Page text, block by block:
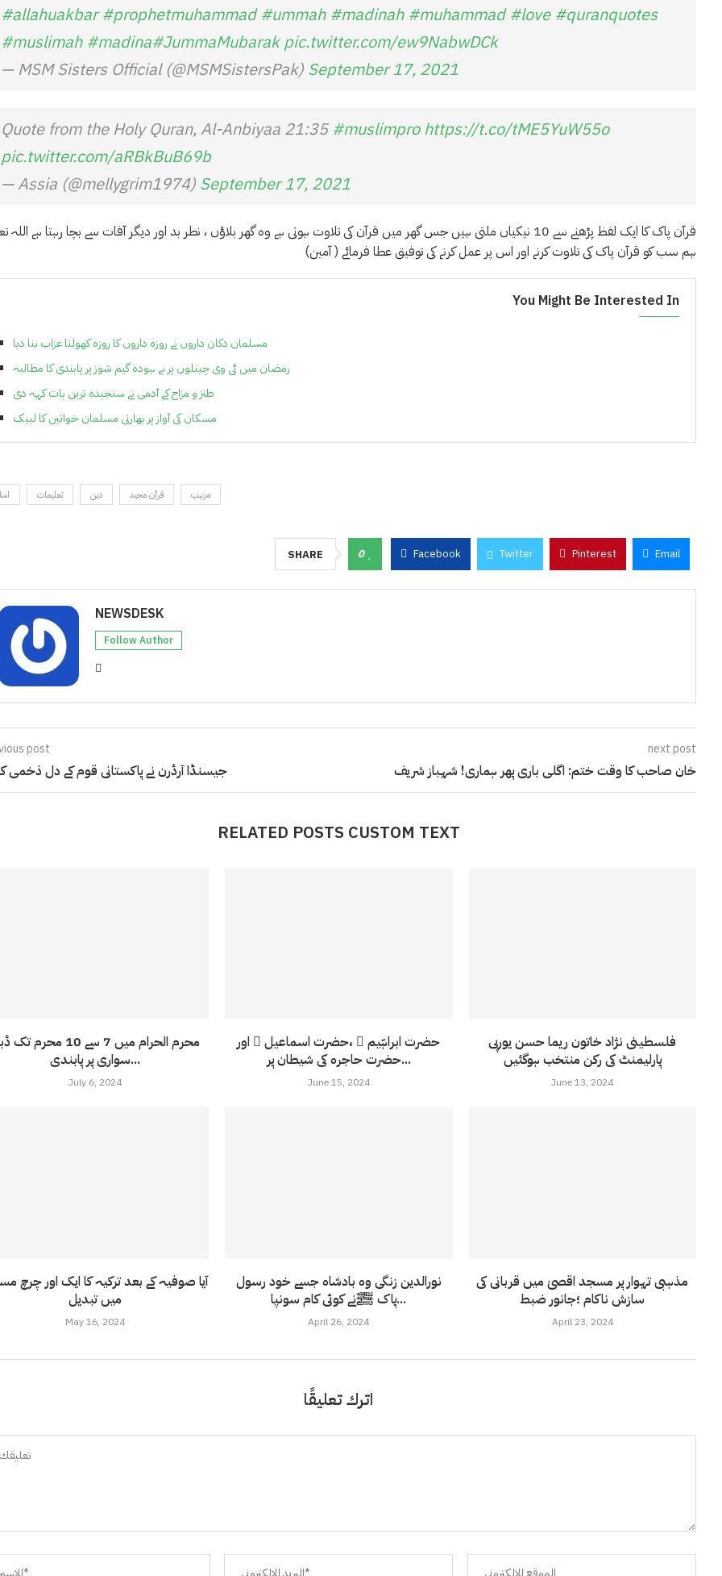
#allahuakbar #prophetmuhammad #ummah #madinah #muhammad #love #quranquotes
#muslimah #madina#JummaMubarak pic.twitter.com/ew9NabwDCk
— MSM Sisters Official (@MSMSistersPak) September 17, 2021
Quote from the Holy Quran, Al-Anbiyaa 21:35#muslimpro https://t.co/tME5YuW55o
pic.twitter.com/aRBkBuB69b
— Assia (@mellygrim1974) September 17, 2021
قرآن پاک کا ایک لفظ پڑھنے سے 10 نیکیاں ملتی ہیں جس گھر میں قرآن کی تلاوت ہوتی ہے وہ گھر بلاؤں ، نطر بد اور دیگر آفات سے بچا رہتا ہے اللہ
ہم سب کو قرآن پاک کی تلاوت کرنے اور اس پر عمل کرنے کی توفیق عطا فرمائے ( آمین)
You Might Be Interested In
مسلمان دکان داروں نے روزہ داروں کا روزہ کھولنا عزاب بنا دیا
رمضان میں ٹی وی چینلوں پر بے ہودہ گیم شوز پر پابندی کا مطالبہ
طنز و مزاح کے آدمی نے سنجیدہ ترین بات کہہ دی
مسکان کی آواز پر بھارتی مسلمان خواتین کا لبیک
تعلیمات دین قرآن مجید مزہب
SHARE 0 Facebook Twitter Pinterest Email
NEWSDESK
Follow Author
post
جیسنڈا آرڈرن نے پاکستانی قوم کے دل ذخمی
next post
خان صاحب کا وقت ختم: اگلی باری پھر ہماری! شہباز شریف
RELATED POSTS CUSTOM TEXT
محرم الحرام میں 7 سے 10 محرم
سواری پر پابندی...
July 6, 2024
حضرت ابراہّیم ّ ،حضرت اسماعیل ّ اور
حضرت حاجرہ کی شیطان پر...
June 15, 2024
فلسطینی نژاد خاتون ریما حسن یورپی
پارلیمنٹ کی رکن منتخب ہوگئیں
June 13, 2024
آیا صوفیہ کے بعد ترکیہ کا ایک اور چرچ
میں تبدیل
May 16, 2024
نورالدین زنگی وہ بادشاہ جسے خود رسول
پاک ﷺنے کوئی کام سونپا...
April 26, 2024
مذہبی تہوار پر مسجد اقصیٰ میں قربانی کی
سازش ناکام ؛جانور ضبط
April 23, 2024
اترك تعليقًا